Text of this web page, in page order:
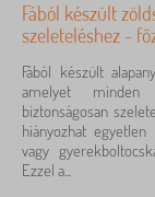
Fából készült
szeleteléshez -
Fából készült
amelyet minden
biztonságosan
hiányozhat egyetlen
vagy
Ezzel a...